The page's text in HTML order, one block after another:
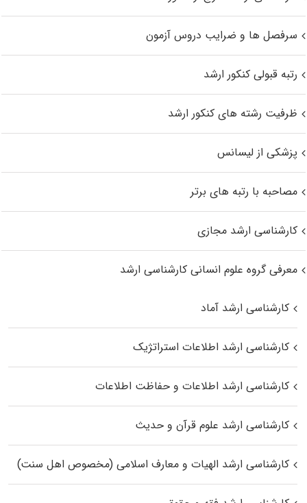
سرفصل ها و ضرایب دروس آزمون
رتبه قبولی کنکور ارشد
ظرفیت رشته های کنکور ارشد
پزشکی از لیسانس
مصاحبه با رتبه های برتر
کارشناسی ارشد مجازی
معرفی گروه علوم انسانی کارشناسی ارشد
کارشناسی ارشد آماد
کارشناسی ارشد اطلاعات استراتژیک
کارشناسی ارشد اطلاعات و حفاظت اطلاعات
کارشناسی ارشد علوم قرآن و حدیث
کارشناسی ارشد الهیات و معارف اسلامی (مخصوص اهل سنت)